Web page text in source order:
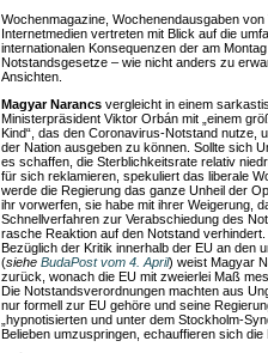
Wochenmagazine, Wochenendausgaben
Internetmedien vertreten mit Blick auf die
internationalen Konsequenzen der am
Notstandsgesetze – wie nicht anders zu
Ansichten.
Magyar Narancs vergleicht in einem
Ministerpräsident Viktor Orbán mit „einem
Kind“, das den Coronavirus-Notstand nutze,
der Nation ausgeben zu können. Sollte sich
es schaffen, die Sterblichkeitsrate relativ
für sich reklamieren, spekuliert das liberale
werde die Regierung das ganze Unheil der
ihr vorwerfen, sie habe mit ihrer Weigerung,
Schnellverfahren zur Verabschiedung des
rasche Reaktion auf den Notstand verhindert.
Bezüglich der Kritik innerhalb der EU an den
(siehe BudaPost vom 4. April) weist Magyar
zurück, wonach die EU mit zweierlei Maß
Die Notstandsverordnungen machten aus
nur formell zur EU gehöre und seine
„hypnotisierten und unter dem Stockholm-
Belieben umzuspringen, echauffieren sich